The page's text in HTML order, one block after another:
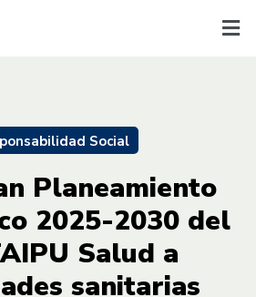
Social
Planeamiento
2025-2030 del
Salud a
sanitarias